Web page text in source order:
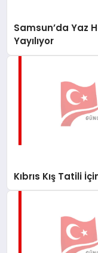
Samsun’da Yaz
Yayılıyor
Kıbrıs Kış Tatili